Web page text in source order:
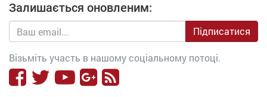
Залишається оновленим:
Підписатися
Візьміть участь в нашому соціальному потоці.